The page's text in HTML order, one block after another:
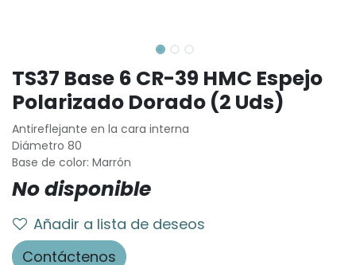
TS37 Base 6 CR-39 HMC Espejo
Polarizado Dorado (2 Uds)
Antireflejante en la cara interna
Diámetro 80
Base de color: Marrón
No disponible
Añadir a lista de deseos
Contáctenos